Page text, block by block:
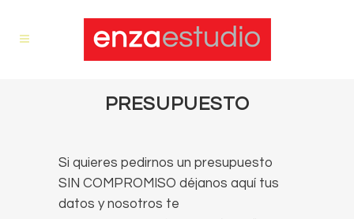
PRESUPUESTO
Si quieres pedirnos un presupuesto
SIN COMPROMISO déjanos aquí tus
datos y nosotros te